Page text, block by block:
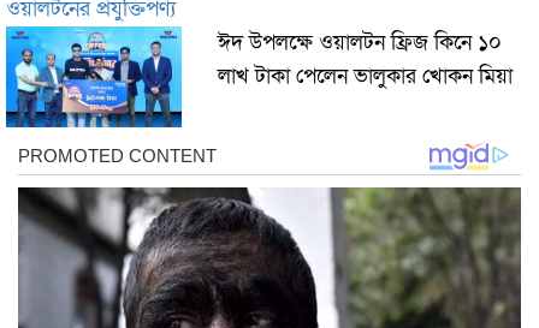
ঈদ উপলক্ষে ওয়ালটন ফ্রিজ কিনে ১০
লাখ টাকা পেলেন ভালুকার খোকন মিয়া